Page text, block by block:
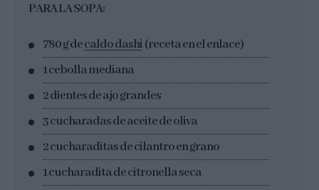
PARA LA SOPA:
780 g decaldo dashi(receta en el enlace)
1 cebolla mediana
2 dientes de ajo grandes
3 cucharadas de aceite de oliva
2 cucharaditas de cilantro en grano
1 cucharadita de citronella seca